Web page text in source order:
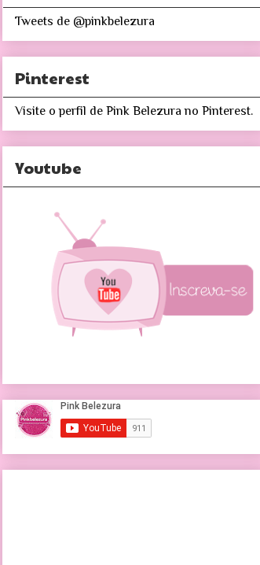
Tweets de @pinkbelezura
Pinterest
Visite o perfil de Pink Belezura no Pinterest.
Youtube